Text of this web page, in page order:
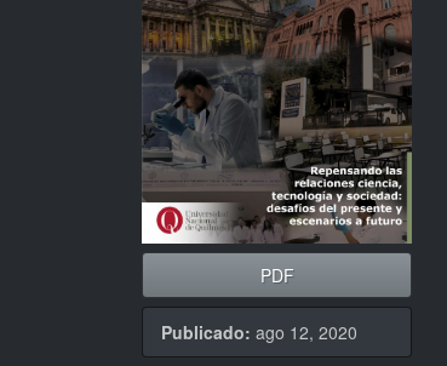
PDF
Publicado: ago 12, 2020